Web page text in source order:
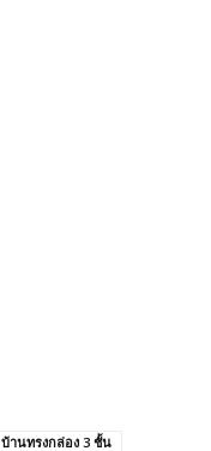
บ้านทรงกล่อง 3 ชั้น